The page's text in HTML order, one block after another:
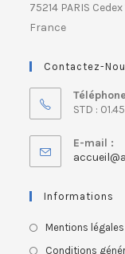
75214 PARIS Cedex
France
Contactez-
STD :
E-mail :
Informations
Mentions légales
Conditions